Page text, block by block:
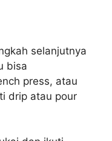
selanjutnya
bisa
press, atau
drip atau pour